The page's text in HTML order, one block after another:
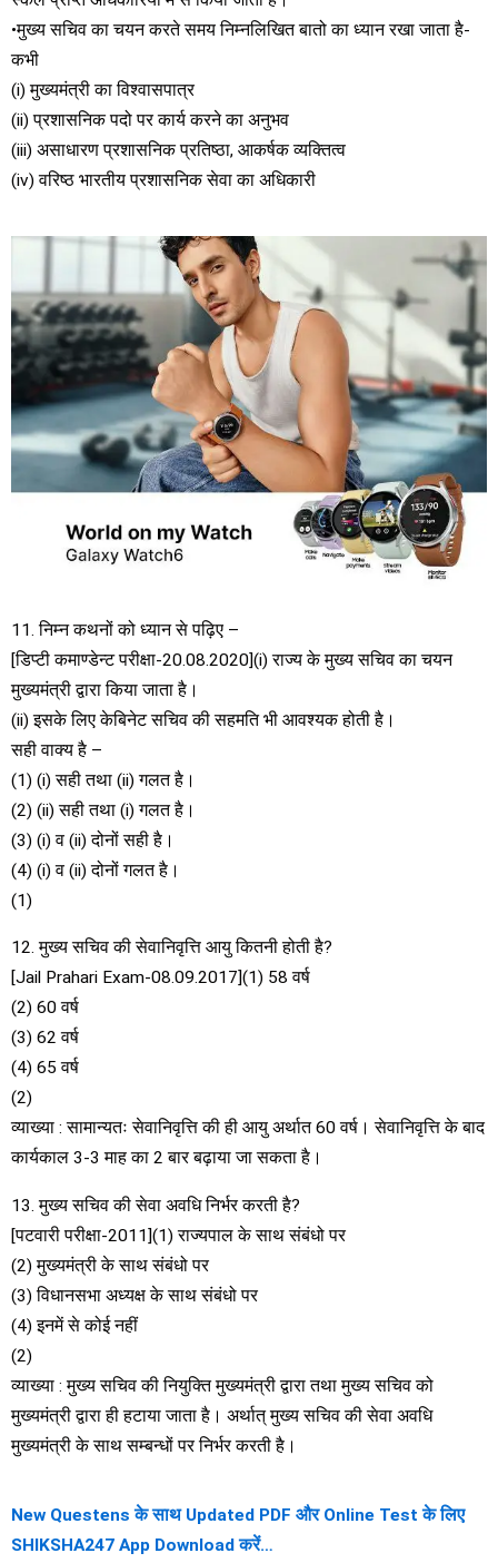
•मुख्य सचिव का चयन करते समय निम्नलिखित बातो का ध्यान रखा जाता है-
कभी
(i) मुख्यमंत्री का विश्वासपात्र
(ii) प्रशासनिक पदो पर कार्य करने का अनुभव
(iii) असाधारण प्रशासनिक प्रतिष्ठा, आकर्षक व्यक्तित्व
(iv) वरिष्ठ भारतीय प्रशासनिक सेवा का अधिकारी
11. निम्न कथनों को ध्यान से पढ़िए –
[डिप्टी कमाण्डेन्ट परीक्षा-20.08.2020](i) राज्य के मुख्य सचिव का चयन
मुख्यमंत्री द्वारा किया जाता है।
(ii) इसके लिए केबिनेट सचिव की सहमति भी आवश्यक होती है।
सही वाक्य है –
(1) (i) सही तथा (ii) गलत है।
(2) (ii) सही तथा (i) गलत है।
(3) (i) व (ii) दोनों सही है।
(4) (i) व (ii) दोनों गलत है।
(1)
12. मुख्य सचिव की सेवानिवृत्ति आयु कितनी होती है?
[Jail Prahari Exam-08.09.2017](1) 58 वर्ष
(2) 60 वर्ष
(3) 62 वर्ष
(4) 65 वर्ष
(2)
व्याख्या : सामान्यतः सेवानिवृत्ति की ही आयु अर्थात 60 वर्ष। सेवानिवृत्ति के बाद
कार्यकाल 3-3 माह का 2 बार बढ़ाया जा सकता है।
13. मुख्य सचिव की सेवा अवधि निर्भर करती है?
[पटवारी परीक्षा-2011](1) राज्यपाल के साथ संबंधो पर
(2) मुख्यमंत्री के साथ संबंधो पर
(3) विधानसभा अध्यक्ष के साथ संबंधो पर
(4) इनमें से कोई नहीं
(2)
व्याख्या : मुख्य सचिव की नियुक्ति मुख्यमंत्री द्वारा तथा मुख्य सचिव को
मुख्यमंत्री द्वारा ही हटाया जाता है। अर्थात् मुख्य सचिव की सेवा अवधि
मुख्यमंत्री के साथ सम्बन्धों पर निर्भर करती है।
New Questens के साथ Updated PDF और Online Test के लिए
SHIKSHA247 App Download करें…